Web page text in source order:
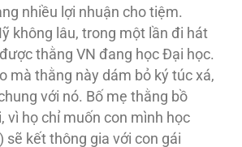
nhiều lợi nhuận cho tiệm.
không lâu, trong một lần đi hát
thằng VN đang học Ðại học.
mà thằng này dám bỏ ký túc xá,
với nó. Bố mẹ thằng bồ
vì họ chỉ muốn con mình học
sẽ kết thông gia với con gái